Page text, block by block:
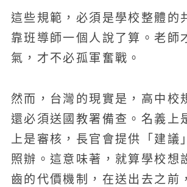
這些規範，必須是學校整體的
靠班導師一個人說了算。老師
氣，才不必孤軍奮戰。
然而，台灣的現實是，高中校
還必須送國教署備查。名義上
上是審核，長官會提供「建議
照辦。這意味著，就算學校想
齒的代價機制，在送出去之前